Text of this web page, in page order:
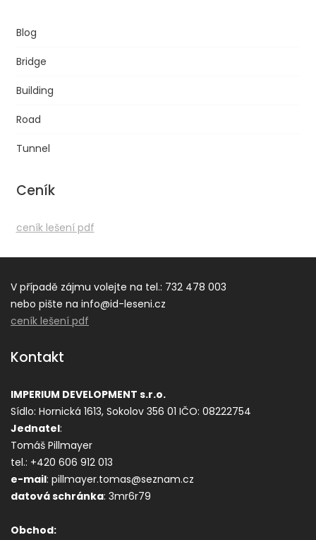
Blog
Bridge
Building
Road
Tunnel
Ceník
ceník lešení pdf
V případě zájmu volejte na tel.: 732 478 003
nebo pište na info@id-leseni.cz
ceník lešení pdf
Kontakt
IMPERIUM DEVELOPMENT s.r.o.
Sídlo: Hornická 1613, Sokolov 356 01 IČO: 08222754
Jednatel:
Tomáš Pillmayer
tel.: +420 606 912 013
e-mail: pillmayer.tomas@seznam.cz
datová schránka: 3mr6r79
Obchod: